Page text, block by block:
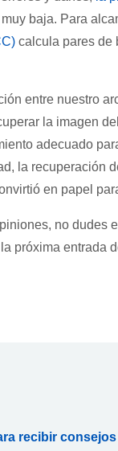
baja. Para
calcula pares de
entre nuestro
la imagen
adecuado
la recuperación
en papel
no dudes
próxima entrada
recibir